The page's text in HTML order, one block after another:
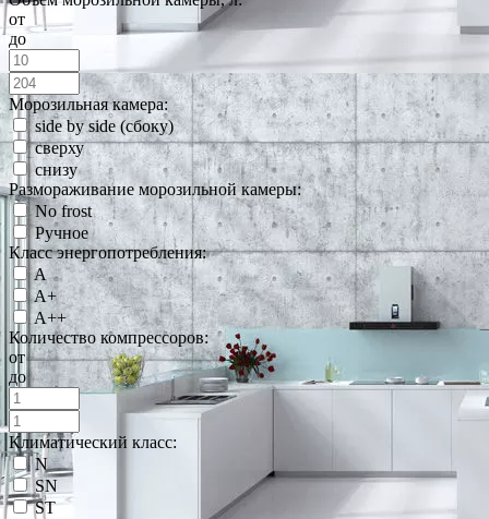
от
до
Морозильная камера:
side by side (сбоку)
сверху
снизу
Размораживание морозильной камеры:
No frost
Ручное
Класс энергопотребления:
A
A+
A++
Количество компрессоров:
от
до
Климатический класс:
N
SN
ST